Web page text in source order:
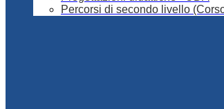
Percorsi di secondo livello